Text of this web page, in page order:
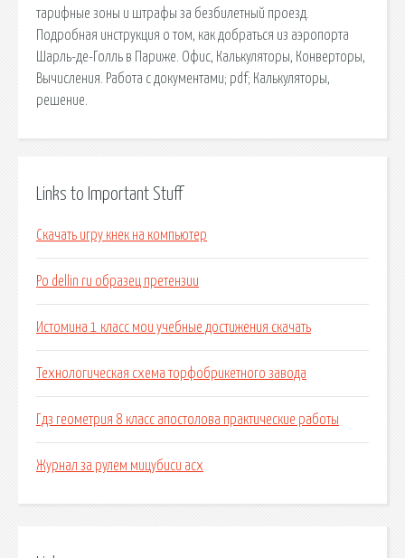
тарифные зоны и штрафы за безбилетный проезд.
Подробная инструкция о том, как добраться из аэропорта
Шарль-де-Голль в Париже. Офис, Калькуляторы, Конверторы,
Вычисления. Работа с документами; pdf; Калькуляторы,
решение.
Links to Important Stuff
Скачать игру кнек на компьютер
Po dellin ru образец претензии
Истомина 1 класс мои учебные достижения скачать
Технологическая схема торфобрикетного завода
Гдз геометрия 8 класс апостолова практические работы
Журнал за рулем мицубиси асх